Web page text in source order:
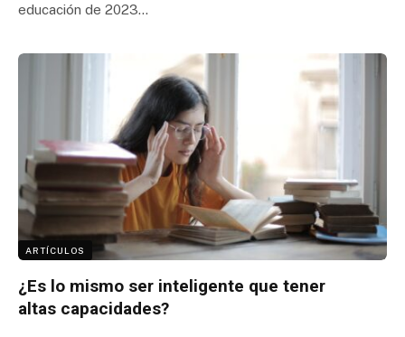
educación de 2023…
ARTÍCULOS
¿Es lo mismo ser inteligente que tener
altas capacidades?